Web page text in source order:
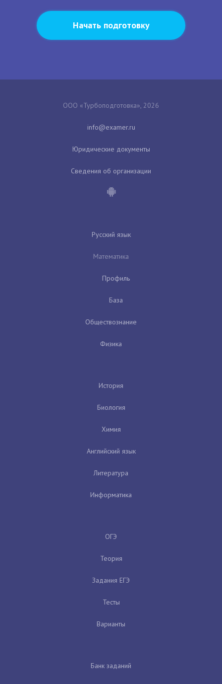
Начать подготовку
ООО «Турбоподготовка», 2026
Юридические документы
Сведения об организации
Русский язык
Математика
Профиль
База
Обществознание
Физика
История
Биология
Химия
Английский язык
Литература
Информатика
ОГЭ
Теория
Задания ЕГЭ
Тесты
Варианты
Банк заданий